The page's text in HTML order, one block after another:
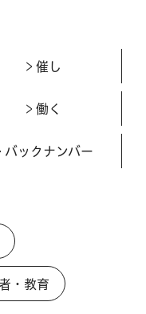
催し
働く
バックナンバー
・教育